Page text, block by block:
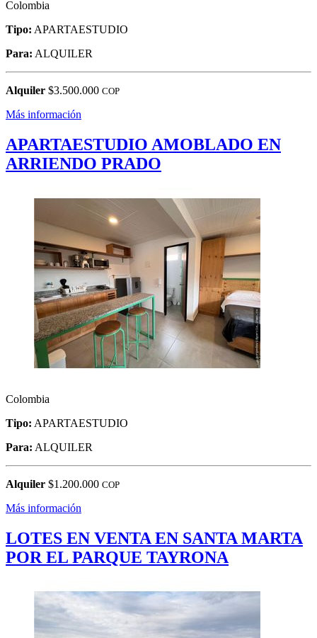
Colombia
Tipo: APARTAESTUDIO
Para: ALQUILER
Alquiler $3.500.000 COP
Más información
APARTAESTUDIO AMOBLADO EN
ARRIENDO PRADO
Colombia
Tipo: APARTAESTUDIO
Para: ALQUILER
Alquiler $1.200.000 COP
Más información
LOTES EN VENTA EN SANTA MARTA
POR EL PARQUE TAYRONA